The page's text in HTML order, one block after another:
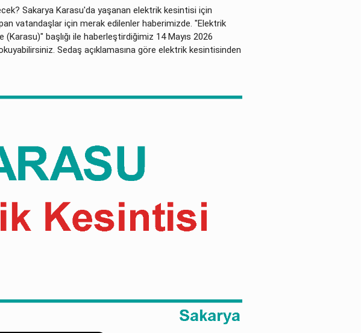
Sakarya Karasu'da yaşanan elektrik kesintisi için
vatandaşlar için merak edilenler haberimizde. "Elektrik
(Karasu)" başlığı ile haberleştirdiğimiz 14 Mayıs 2026
Sedaş açıklamasına göre elektrik kesintisinden